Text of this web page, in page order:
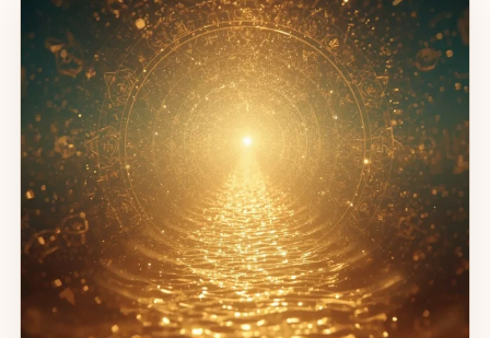
45,00 €
hasta
99,00 €